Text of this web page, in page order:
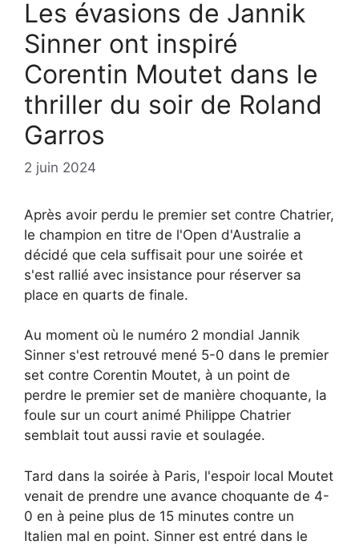
Les évasions de Jannik
Sinner ont inspiré
Corentin Moutet dans le
thriller du soir de Roland
Garros
2 juin 2024
Après avoir perdu le premier set contre Chatrier,
le champion en titre de l'Open d'Australie a
décidé que cela suffisait pour une soirée et
s'est rallié avec insistance pour réserver sa
place en quarts de finale.
Au moment où le numéro 2 mondial Jannik
Sinner s'est retrouvé mené 5-0 dans le premier
set contre Corentin Moutet, à un point de
perdre le premier set de manière choquante, la
foule sur un court animé Philippe Chatrier
semblait tout aussi ravie et soulagée.
Tard dans la soirée à Paris, l'espoir local Moutet
venait de prendre une avance choquante de 4-
0 en à peine plus de 15 minutes contre un
Italien mal en point. Sinner est entré dans le